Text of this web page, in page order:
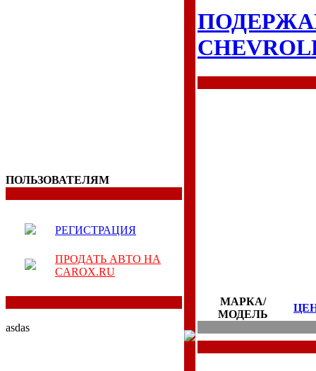
ПОЛЬЗОВАТЕЛЯМ
РЕГИСТРАЦИЯ
ПРОДАТЬ АВТО НА
CAROX.RU
asdas
МАРКА/
МОДЕЛЬ